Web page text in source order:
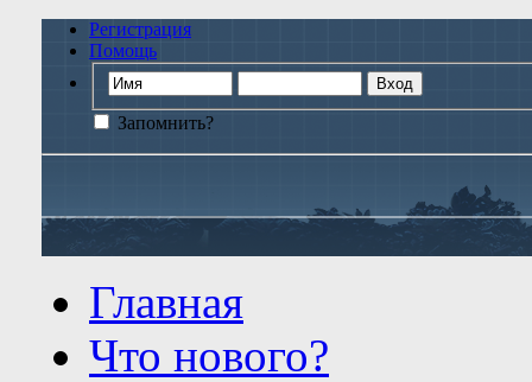
Регистрация
Помощь
Запомнить?
Главная
Что нового?